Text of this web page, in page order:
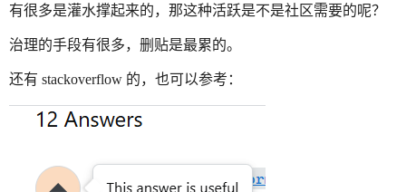
有很多是灌水撑起来的，那这种活跃是不是社区需要的呢？
治理的手段有很多，删贴是最累的。
还有 stackoverflow 的，也可以参考：